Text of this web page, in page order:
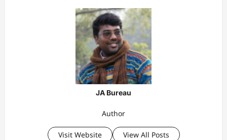
JA Bureau
Author
Visit Website View All Posts